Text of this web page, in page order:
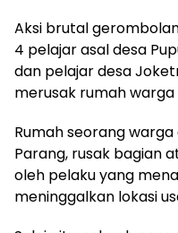
Aksi brutal
4 pelajar asal desa
dan pelajar desa
merusak rumah warga
Rumah seorang
Parang, rusak bagian
oleh pelaku yang
meninggalkan lokasi